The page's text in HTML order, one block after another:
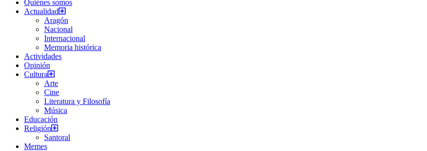
Quiénes somos
Actualidad
Aragón
Nacional
Internacional
Memoria histórica
Actividades
Opinión
Cultura
Arte
Cine
Literatura y Filosofía
Música
Educación
Religión
Santoral
Memes